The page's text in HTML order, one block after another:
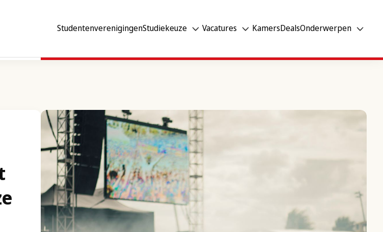
StudentenverenigingenStudiekeuze Vacatures KamersDealsOnderwerpen